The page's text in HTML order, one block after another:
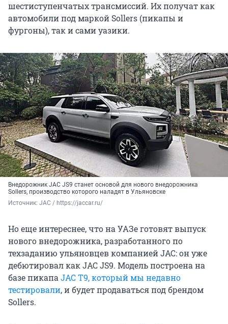
шестиступенчатых трансмиссий. Их получат как
автомобили под маркой Sollers (пикапы и
фургоны), так и сами уазики.
Внедорожник JAC JS9 станет основой для нового внедорожника
Sollers, производство которого наладят в Ульяновске
Источник: JAC / https://jaccar.ru/
Но еще интереснее, что на УАЗе готовят выпуск
нового внедорожника, разработанного по
техзаданию ульяновцев компанией JAC: он уже
дебютировал как JAC JS9. Модель построена на
базе пикапаJAC T9, который мы недавно
тестировали, и будет продаваться под брендом
Sollers.